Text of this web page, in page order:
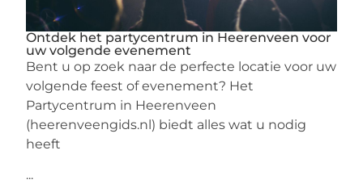
Ontdek het partycentrum in Heerenveen voor
uw volgende evenement
Bent u op zoek naar de perfecte locatie voor uw
volgende feest of evenement? Het
Partycentrum in Heerenveen
(heerenveengids.nl) biedt alles wat u nodig
heeft
...